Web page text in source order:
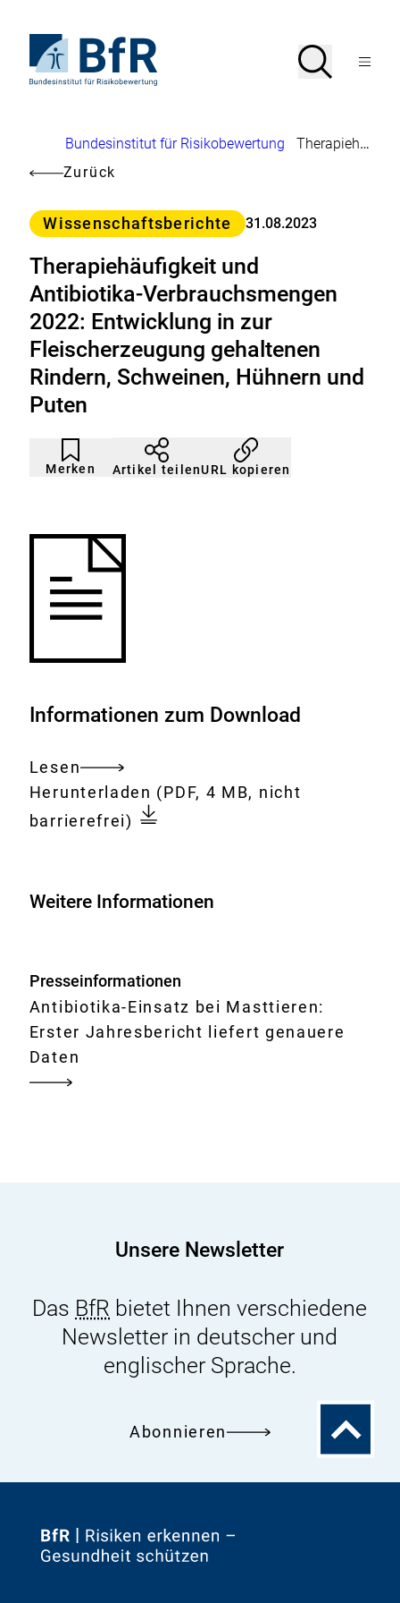
Seiteninhalt
springenStartseite
von
Suche
SucheMenü
Brotkrumennavigation
Bundesinstitut für Risikobewertung
Therapiehäufigkeit und Antibiotika-Verbrauchsmengen 2022: Entwicklung in zur Fleischerzeugung gehaltenen Rindern, Schweinen, Hühnern und Puten
Zurück
Kategorie
Wissenschaftsberichte 31.08.2023
Therapiehäufigkeit und
Antibiotika-Verbrauchsmengen
2022: Entwicklung in zur
Fleischerzeugung gehaltenen
Rindern, Schweinen, Hühnern und
Puten
Merken
Artikel
nicht
gemerkt
Durch
Klicken
der
Artikel teilenURL kopieren
Informationen zum Download
Lesen
Gesamtes
Dokument
Download:
Herunterladen Therapiehäufigkeit
und
2022:
Fleischerzeugung
gehaltenen
Rindern,
(PDF, 4 MB, nicht
barrierefrei)
Weitere Informationen
Presseinformationen
Antibiotika-Einsatz bei Masttieren:
Erster Jahresbericht liefert genauere
Daten
Unsere Newsletter
Das BfR bietet Ihnen verschiedene
Newsletter in deutscher und
englischer Sprache.
Abonnieren
Zum
Zur